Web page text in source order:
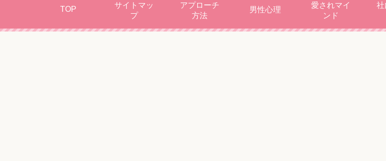
TOP
サイトマッ
プ
アプローチ
方法
男性心理
愛されマイ
ンド
社